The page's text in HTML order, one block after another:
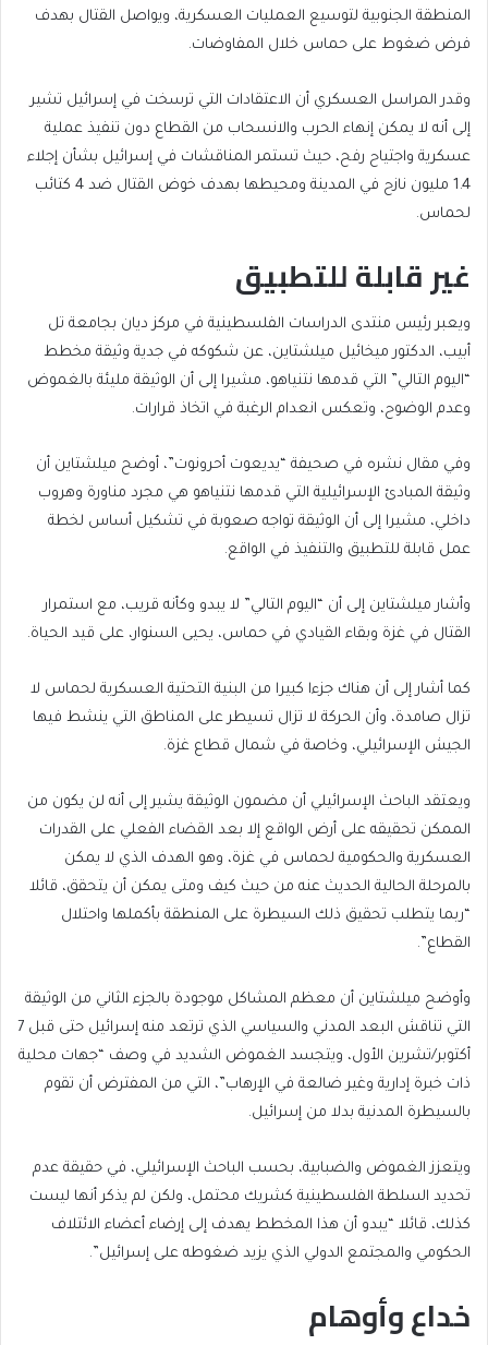
المنطقة الجنوبية لتوسيع العمليات العسكرية، ويواصل القتال بهدف
فرض ضغوط على حماس خلال المفاوضات.
وقدر المراسل العسكري أن الاعتقادات التي ترسخت في إسرائيل تشير
إلى أنه لا يمكن إنهاء الحرب والانسحاب من القطاع دون تنفيذ عملية
عسكرية واجتياح رفح، حيث تستمر المناقشات في إسرائيل بشأن إجلاء
1.4 مليون نازح في المدينة ومحيطها بهدف خوض القتال ضد 4 كتائب
لحماس.
غير قابلة للتطبيق
ويعبر رئيس منتدى الدراسات الفلسطينية في مركز ديان بجامعة تل
أبيب، الدكتور ميخائيل ميلشتاين، عن شكوكه في جدية وثيقة مخطط
“اليوم التالي” التي قدمها نتنياهو، مشيرا إلى أن الوثيقة مليئة بالغموض
وعدم الوضوح، وتعكس انعدام الرغبة في اتخاذ قرارات.
وفي مقال نشره في صحيفة “يديعوت أحرونوت”، أوضح ميلشتاين أن
وثيقة المبادئ الإسرائيلية التي قدمها نتنياهو هي مجرد مناورة وهروب
داخلي، مشيرا إلى أن الوثيقة تواجه صعوبة في تشكيل أساس لخطة
عمل قابلة للتطبيق والتنفيذ في الواقع.
وأشار ميلشتاين إلى أن “اليوم التالي” لا يبدو وكأنه قريب، مع استمرار
القتال في غزة وبقاء القيادي في حماس، يحيى السنوار، على قيد الحياة.
كما أشار إلى أن هناك جزءا كبيرا من البنية التحتية العسكرية لحماس لا
تزال صامدة، وأن الحركة لا تزال تسيطر على المناطق التي ينشط فيها
الجيش الإسرائيلي، وخاصة في شمال قطاع غزة.
ويعتقد الباحث الإسرائيلي أن مضمون الوثيقة يشير إلى أنه لن يكون من
الممكن تحقيقه على أرض الواقع إلا بعد القضاء الفعلي على القدرات
العسكرية والحكومية لحماس في غزة، وهو الهدف الذي لا يمكن
بالمرحلة الحالية الحديث عنه من حيث كيف ومتى يمكن أن يتحقق، قائلا
“ربما يتطلب تحقيق ذلك السيطرة على المنطقة بأكملها واحتلال
القطاع”.
وأوضح ميلشتاين أن معظم المشاكل موجودة بالجزء الثاني من الوثيقة
التي تناقش البعد المدني والسياسي الذي ترتعد منه إسرائيل حتى قبل 7
أكتوبر/تشرين الأول، ويتجسد الغموض الشديد في وصف “جهات محلية
ذات خبرة إدارية وغير ضالعة في الإرهاب”، التي من المفترض أن تقوم
بالسيطرة المدنية بدلا من إسرائيل.
ويتعزز الغموض والضبابية، بحسب الباحث الإسرائيلي، في حقيقة عدم
تحديد السلطة الفلسطينية كشريك محتمل، ولكن لم يذكر أنها ليست
كذلك، قائلا “يبدو أن هذا المخطط يهدف إلى إرضاء أعضاء الائتلاف
الحكومي والمجتمع الدولي الذي يزيد ضغوطه على إسرائيل”.
خداع وأوهام